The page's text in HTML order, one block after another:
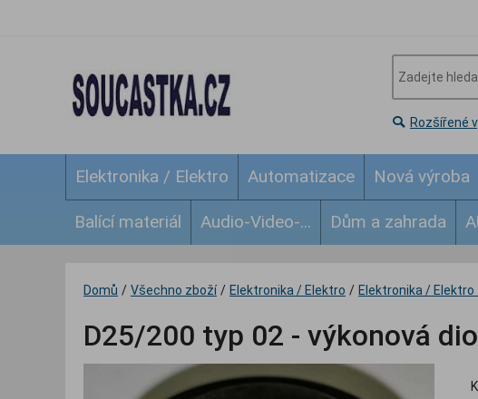
Rozšířené
Elektronika / Elektro Automatizace Nová výroba
Balící materiál Audio-Video-... Dům a zahrada
Domů / Všechno zboží / Elektronika / Elektro / Elektronika / Elektro ..
D25/200 typ 02 - výkonová